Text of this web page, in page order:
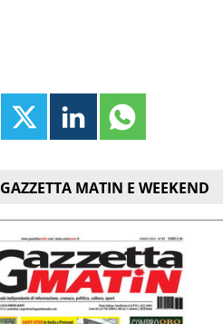
GAZZETTA MATIN E WEEKEND